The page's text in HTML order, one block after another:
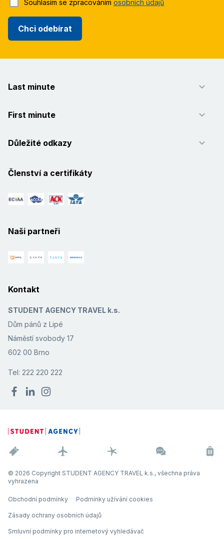
Chci odebírat
Souhlasím se zpracováním osobních údajů
Last minute
First minute
Důležité odkazy
Členství a certifikáty
Naši partneři
Kontakt
STUDENT AGENCY TRAVEL k.s.
Dům pánů z Lipé
Náměstí svobody 17
602 00 Brno
Tel: 222 220 222
© 2026 Copyright STUDENT AGENCY TRAVEL k.s., všechna práva
vyhrazena
Obchodní podmínky Podmínky užívání cookies
Zásady ochrany osobních údajů
Smluvní podmínky pro internetový vyhledávač